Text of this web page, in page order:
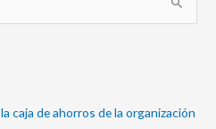
caja de ahorros de la organización